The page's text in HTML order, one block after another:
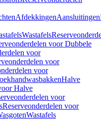
AfdekkingenAansluitingen
Wastafels
voor Dubbele
voor
voor
voor
Halve
Halve
voor
Reserveonderdelen voor
Wastafels